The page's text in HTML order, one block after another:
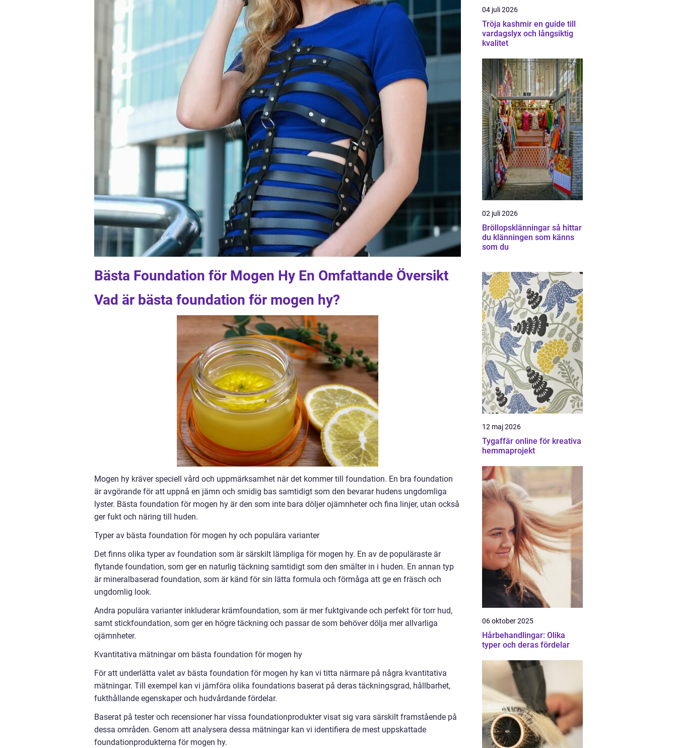
Bästa Foundation för Mogen Hy En Omfattande Översikt
Vad är bästa foundation för mogen hy?
Mogen hy kräver speciell vård och uppmärksamhet när det kommer till foundation. En bra foundation
är avgörande för att uppnå en jämn och smidig bas samtidigt som den bevarar hudens ungdomliga
lyster. Bästa foundation för mogen hy är den som inte bara döljer ojämnheter och fina linjer, utan också
ger fukt och näring till huden.
Typer av bästa foundation för mogen hy och populära varianter
Det finns olika typer av foundation som är särskilt lämpliga för mogen hy. En av de populäraste är
flytande foundation, som ger en naturlig täckning samtidigt som den smälter in i huden. En annan typ
är mineralbaserad foundation, som är känd för sin lätta formula och förmåga att ge en fräsch och
ungdomlig look.
Andra populära varianter inkluderar krämfoundation, som är mer fuktgivande och perfekt för torr hud,
samt stickfoundation, som ger en högre täckning och passar de som behöver dölja mer allvarliga
ojämnheter.
Kvantitativa mätningar om bästa foundation för mogen hy
För att underlätta valet av bästa foundation för mogen hy kan vi titta närmare på några kvantitativa
mätningar. Till exempel kan vi jämföra olika foundations baserat på deras täckningsgrad, hållbarhet,
fukthållande egenskaper och hudvårdande fördelar.
Baserat på tester och recensioner har vissa foundationprodukter visat sig vara särskilt framstående på
dessa områden. Genom att analysera dessa mätningar kan vi identifiera de mest uppskattade
foundationprodukterna för mogen hy.
04 juli 2026
Tröja kashmir en guide till
vardagslyx och långsiktig
kvalitet
02 juli 2026
Bröllopsklänningar så hittar
du klänningen som känns
som du
12 maj 2026
Tygaffär online för kreativa
hemmaprojekt
06 oktober 2025
Hårbehandlingar: Olika
typer och deras fördelar